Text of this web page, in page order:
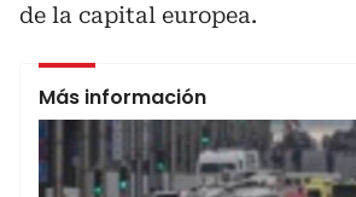
de la capital europea.
Más información